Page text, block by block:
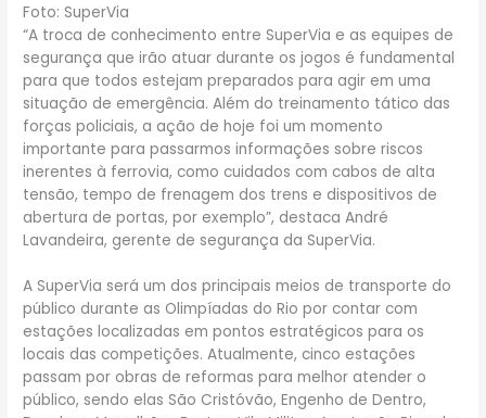
Foto: SuperVia
“A troca de conhecimento entre SuperVia e as equipes de
segurança que irão atuar durante os jogos é fundamental
para que todos estejam preparados para agir em uma
situação de emergência. Além do treinamento tático das
forças policiais, a ação de hoje foi um momento
importante para passarmos informações sobre riscos
inerentes à ferrovia, como cuidados com cabos de alta
tensão, tempo de frenagem dos trens e dispositivos de
abertura de portas, por exemplo”, destaca André
Lavandeira, gerente de segurança da SuperVia.
A SuperVia será um dos principais meios de transporte do
público durante as Olimpíadas do Rio por contar com
estações localizadas em pontos estratégicos para os
locais das competições. Atualmente, cinco estações
passam por obras de reformas para melhor atender o
público, sendo elas São Cristóvão, Engenho de Dentro,